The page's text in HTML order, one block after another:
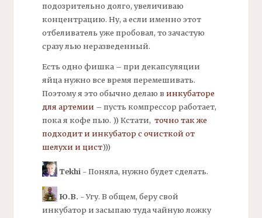
подозрительно долго, увеличиваю
концентрацию. Ну, а если именно этот
отбеливатель уже пробовал, то зачастую
сразу лью неразведенный.
Есть одно фишка – при декапсуляции
яйца нужно все время перемешивать.
Поэтому я это обычно делаю в инкубаторе
для артемии – пусть компрессор работает,
пока я кофе пью. )) Кстати, точно так же
подходит и инкубатор с очисткой от
шелухи и цист)))
Tekhi- Поняла, нужно будет сделать.
Ю.В. - Угу. В общем, беру свой
инкубатор и засыпаю туда чайную ложку